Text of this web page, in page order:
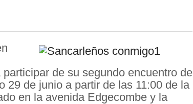
de su segundo encuentro de
29 de junio a partir de las 11:00 de la
en la avenida Edgecombe y la